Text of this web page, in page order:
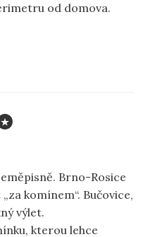
od domova.
Brno-Rosice
komínem“. Bučovice,
výlet.
kterou lehce